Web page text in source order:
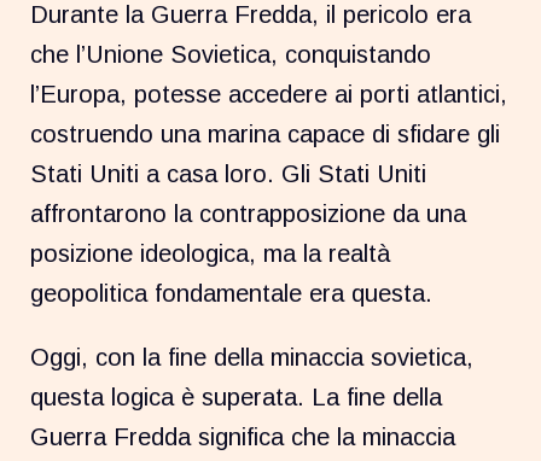
Durante la Guerra Fredda, il pericolo era
che l’Unione Sovietica, conquistando
l’Europa, potesse accedere ai porti atlantici,
costruendo una marina capace di sfidare gli
Stati Uniti a casa loro. Gli Stati Uniti
affrontarono la contrapposizione da una
posizione ideologica, ma la realtà
geopolitica fondamentale era questa.
Oggi, con la fine della minaccia sovietica,
questa logica è superata. La fine della
Guerra Fredda significa che la minaccia